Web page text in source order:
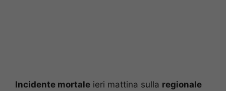
Incidente mortale ieri mattina sulla regionale